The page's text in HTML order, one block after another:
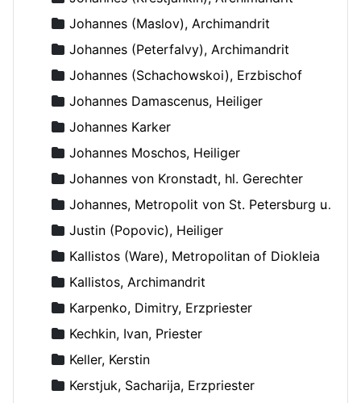
Johannes (Maslov), Archimandrit
Johannes (Peterfalvy), Archimandrit
Johannes (Schachowskoi), Erzbischof
Johannes Damascenus, Heiliger
Johannes Karker
Johannes Moschos, Heiliger
Johannes von Kronstadt, hl. Gerechter
Johannes, Metropolit von St. Petersburg und Ladoga
Justin (Popovic), Heiliger
Kallistos (Ware), Metropolitan of Diokleia
Kallistos, Archimandrit
Karpenko, Dimitry, Erzpriester
Kechkin, Ivan, Priester
Keller, Kerstin
Kerstjuk, Sacharija, Erzpriester